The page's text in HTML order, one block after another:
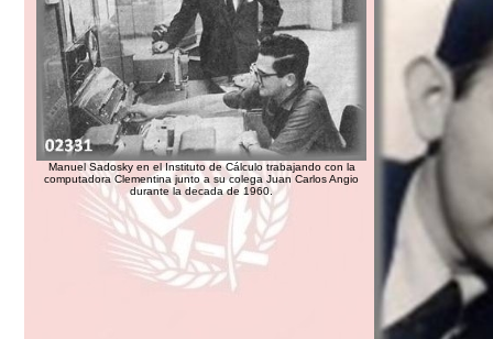
Manuel Sadosky en el Instituto de Cálculo trabajando con la
computadora Clementina junto a su colega Juan Carlos Angio
durante la decada de 1960.